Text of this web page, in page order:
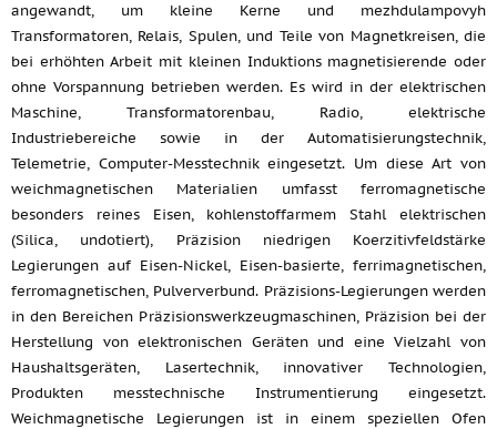
angewandt, um kleine Kerne und mezhdulampovyh
Transformatoren, Relais, Spulen, und Teile von Magnetkreisen, die
bei erhöhten Arbeit mit kleinen Induktions magnetisierende oder
ohne Vorspannung betrieben werden. Es wird in der elektrischen
Maschine, Transformatorenbau, Radio, elektrische
Industriebereiche sowie in der Automatisierungstechnik,
Telemetrie, Computer-Messtechnik eingesetzt. Um diese Art von
weichmagnetischen Materialien umfasst ferromagnetische
besonders reines Eisen, kohlenstoffarmem Stahl elektrischen
(Silica, undotiert), Präzision niedrigen Koerzitivfeldstärke
Legierungen auf Eisen-Nickel, Eisen-basierte, ferrimagnetischen,
ferromagnetischen, Pulververbund. Präzisions-Legierungen werden
in den Bereichen Präzisionswerkzeugmaschinen, Präzision bei der
Herstellung von elektronischen Geräten und eine Vielzahl von
Haushaltsgeräten, Lasertechnik, innovativer Technologien,
Produkten messtechnische Instrumentierung eingesetzt.
Weichmagnetische Legierungen ist in einem speziellen Ofen